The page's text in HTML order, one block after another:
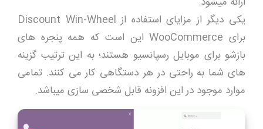
یکی دیگر از مزایای استفاده از Discount Win-Wheel
برای WooCommerce این است که همه پنجره های
بازشو برای موبایل رسپانسیو هستند؛ به این ترتیب گزینه
های شما به راحتی در هر دستگاهی کار می کنند. تمامی
موارد موجود در این افزونه قابل شخصی سازی میباشد.